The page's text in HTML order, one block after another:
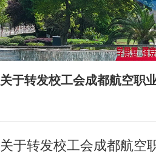
关于转发校工会成都航空职
关于转发校工会成都航空